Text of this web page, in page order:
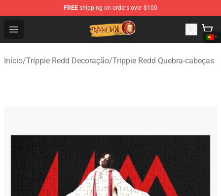
FREE shipping on orders over $100
Open menu
Trippie Redd Store - Official Trippie Redd Merchandise
Início/Trippie Redd Decoração/Trippie Redd Quebra-cabeças